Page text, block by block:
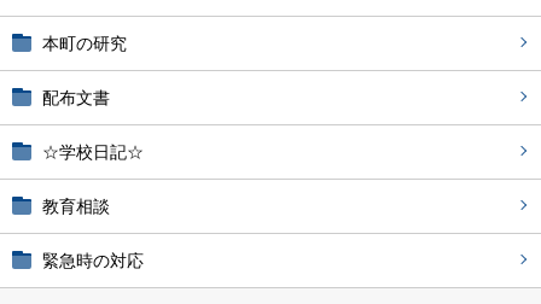
本町の研究
配布文書
☆学校日記☆
教育相談
緊急時の対応